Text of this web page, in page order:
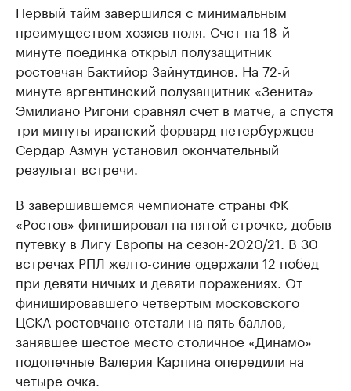
Первый тайм завершился с минимальным
преимуществом хозяев поля. Счет на 18-й
минуте поединка открыл полузащитник
ростовчан Бактийор Зайнутдинов. На 72-й
минуте аргентинский полузащитник «Зенита»
Эмилиано Ригони сравнял счет в матче, а спустя
три минуты иранский форвард петербуржцев
Сердар Азмун установил окончательный
результат встречи.
В завершившемся чемпионате страны ФК
«Ростов» финишировал на пятой строчке, добыв
путевку в Лигу Европы на сезон-2020/21. В 30
встречах РПЛ желто-синие одержали 12 побед
при девяти ничьих и девяти поражениях. От
финишировавшего четвертым московского
ЦСКА ростовчане отстали на пять баллов,
занявшее шестое место столичное «Динамо»
подопечные Валерия Карпина опередили на
четыре очка.